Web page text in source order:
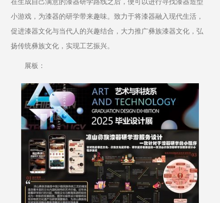
在生成自己满意的漆器研学路线之后，便可以进行寻找漆器造型
小游戏，为漆器的研学带来趣味。致力于将漆器融入现代生活，
促进漆器文化与当代人的兴趣结合，大力推广彝族漆器文化，弘
扬传统彝族文化，实现工艺振兴。
展板：